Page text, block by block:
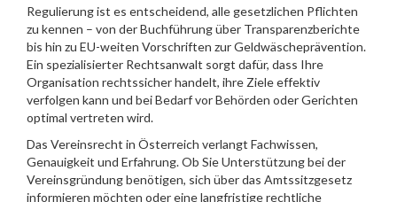
Regulierung ist es entscheidend, alle gesetzlichen Pflichten
zu kennen – von der Buchführung über Transparenzberichte
bis hin zu EU-weiten Vorschriften zur Geldwäscheprävention.
Ein spezialisierter Rechtsanwalt sorgt dafür, dass Ihre
Organisation rechtssicher handelt, ihre Ziele effektiv
verfolgen kann und bei Bedarf vor Behörden oder Gerichten
optimal vertreten wird.
Das Vereinsrecht in Österreich verlangt Fachwissen,
Genauigkeit und Erfahrung. Ob Sie Unterstützung bei der
Vereinsgründung benötigen, sich über das Amtssitzgesetz
informieren möchten oder eine langfristige rechtliche